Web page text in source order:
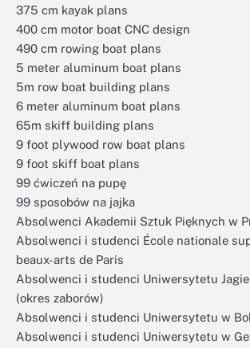
375 cm kayak plans
400 cm motor boat CNC design
490 cm rowing boat plans
5 meter aluminum boat plans
5m row boat building plans
6 meter aluminum boat plans
65m skiff building plans
9 foot plywood row boat plans
9 foot skiff boat plans
99 ćwiczeń na pupę
99 sposobów na jajka
Absolwenci Akademii Sztuk Pięknych w
Absolwenci i studenci École nationale
beaux-arts de Paris
Absolwenci i studenci Uniwersytetu
(okres zaborów)
Absolwenci i studenci Uniwersytetu w
Absolwenci i studenci Uniwersytetu w